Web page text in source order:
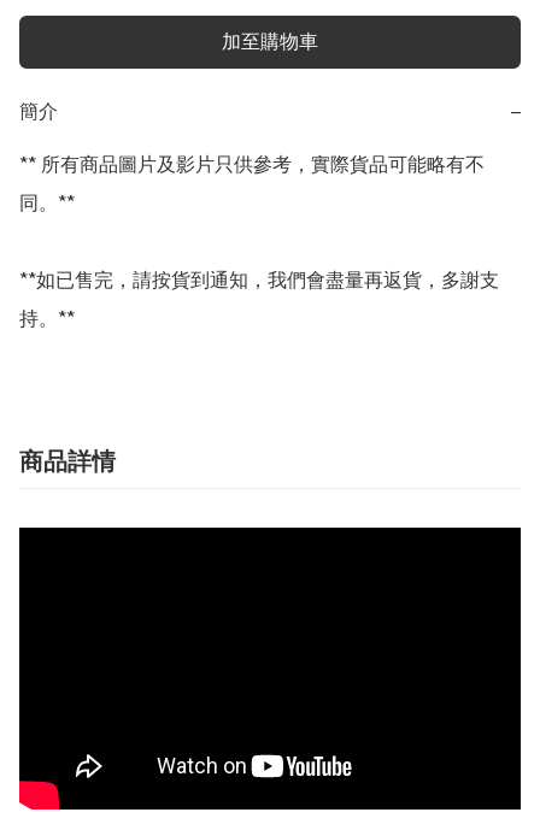
加至購物車
簡介 −
** 所有商品圖片及影片只供參考，實際貨品可能略有不
同。**
**如已售完，請按貨到通知，我們會盡量再返貨，多謝支
持。**
商品詳情